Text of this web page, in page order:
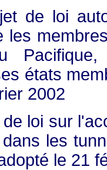
de loi
les
états
2002
loi sur
dans les
le 21